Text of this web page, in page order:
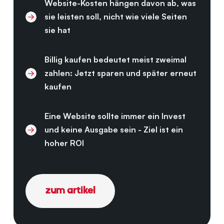
Website-Kosten hängen davon ab, was
sie leisten soll, nicht wie viele Seiten
sie hat
Billig kaufen bedeutet meist zweimal
zahlen: Jetzt sparen und später erneut
kaufen
Eine Website sollte immer ein Invest
und keine Ausgabe sein - Ziel ist ein
hoher ROI
zum artikel